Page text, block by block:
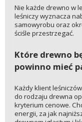
Nie każde drewno w
leśniczy wyznacza
samowyrobu oraz
ściśle przestrzegać.
Które drewno
powinno mieć
Każdy klient
do rodzaju drewna
kryterium cenowe.
energii, za jak